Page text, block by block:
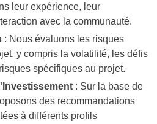
leur expérience, leur
avec la communauté.
: Nous évaluons les risques
y compris la volatilité, les défis
spécifiques au projet.
: Sur la base de
des recommandations
à différents profils